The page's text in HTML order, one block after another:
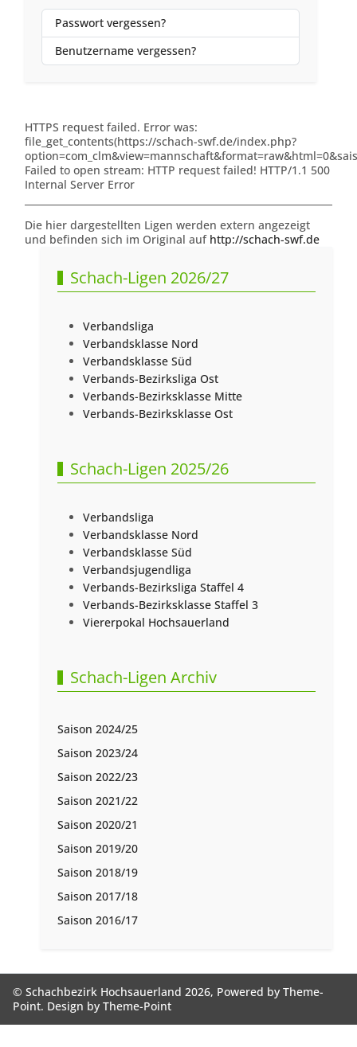
Passwort vergessen?
Benutzername vergessen?
HTTPS request failed. Error was:
file_get_contents(https://schach-swf.de/index.php?
Failed to open stream: HTTP request failed! HTTP/1.1 500
Internal Server Error
Die hier dargestellten Ligen werden extern angezeigt
und befinden sich im Original auf http://schach-swf.de
Schach-Ligen 2026/27
Verbandsliga
Verbandsklasse Nord
Verbandsklasse Süd
Verbands-Bezirksliga Ost
Verbands-Bezirksklasse Mitte
Verbands-Bezirksklasse Ost
Schach-Ligen 2025/26
Verbandsliga
Verbandsklasse Nord
Verbandsklasse Süd
Verbandsjugendliga
Verbands-Bezirksliga Staffel 4
Verbands-Bezirksklasse Staffel 3
Viererpokal Hochsauerland
Schach-Ligen Archiv
Saison 2024/25
Saison 2023/24
Saison 2022/23
Saison 2021/22
Saison 2020/21
Saison 2019/20
Saison 2018/19
Saison 2017/18
Saison 2016/17
© Schachbezirk Hochsauerland 2026, Powered byTheme-
Point. Design byTheme-Point